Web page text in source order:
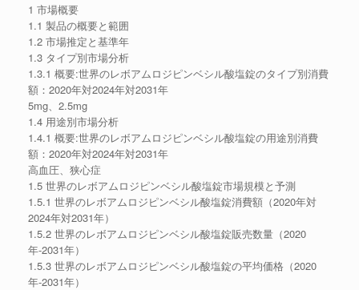
1 市場概要
1.1 製品の概要と範囲
1.2 市場推定と基準年
1.3 タイプ別市場分析
1.3.1 概要:世界のレボアムロジピンベシル酸塩錠のタイプ別消費
額：2020年対2024年対2031年
5mg、2.5mg
1.4 用途別市場分析
1.4.1 概要:世界のレボアムロジピンベシル酸塩錠の用途別消費
額：2020年対2024年対2031年
高血圧、狭心症
1.5 世界のレボアムロジピンベシル酸塩錠市場規模と予測
1.5.1 世界のレボアムロジピンベシル酸塩錠消費額（2020年対
2024年対2031年）
1.5.2 世界のレボアムロジピンベシル酸塩錠販売数量（2020
年-2031年）
1.5.3 世界のレボアムロジピンベシル酸塩錠の平均価格（2020
年-2031年）